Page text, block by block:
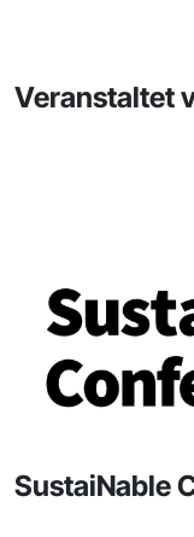
Veranstaltet
SustaiNable